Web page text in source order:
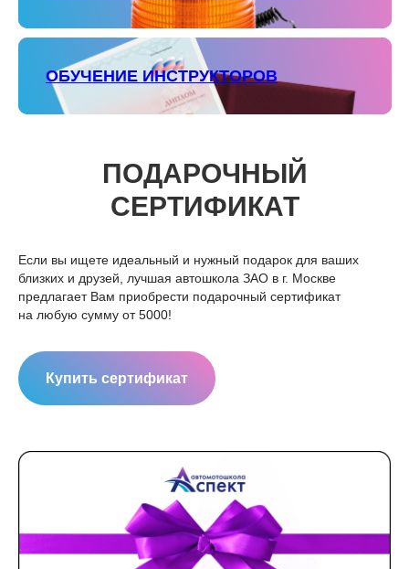
ОБУЧЕНИЕ ИНСТРУКТОРОВ
ПОДАРОЧНЫЙ
СЕРТИФИКАТ
Если вы ищете идеальный и нужный подарок для ваших
близких и друзей, лучшая автошкола ЗАО в г. Москве
предлагает Вам приобрести подарочный сертификат
на любую сумму от 5000!
Купить сертификат